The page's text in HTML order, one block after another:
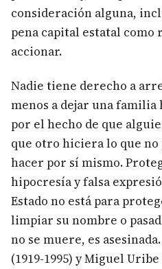
consideración alguna,
pena capital estatal como
accionar.
Nadie tiene derecho a
menos a dejar una
por el hecho de que
que otro hiciera lo que no
hacer por sí mismo.
hipocresía y falsa
Estado no está para
limpiar su nombre o
no se muere, es
(1919-1995) y Miguel